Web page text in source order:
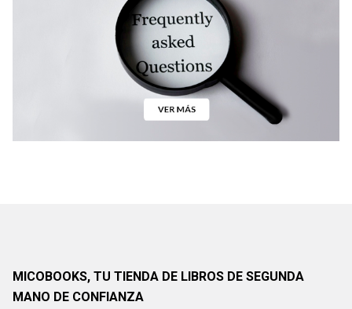
MICOBOOKS, TU TIENDA DE LIBROS DE SEGUNDA
MANO DE CONFIANZA